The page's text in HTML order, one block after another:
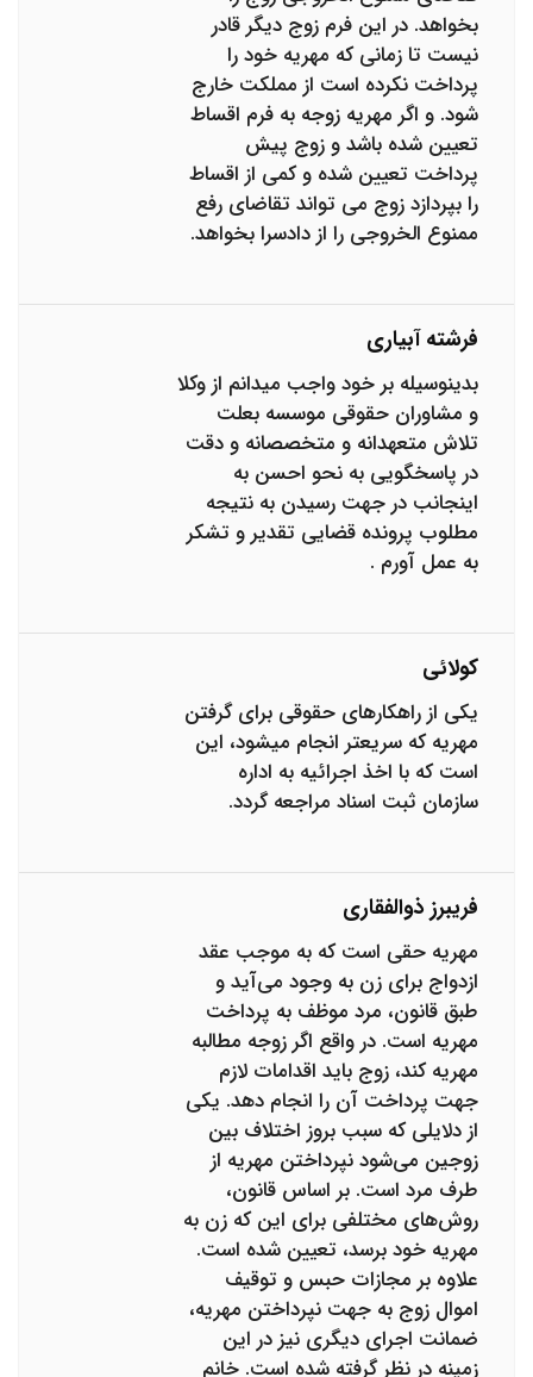
بخواهد. در این فرم زوج دیگر قادر
نیست تا زمانی که مهریه خود را
پرداخت نکرده است از مملکت خارج
شود. و اگر مهریه زوجه به فرم اقساط
تعیین شده باشد و زوج پیش
پرداخت تعیین شده و کمی از اقساط
را بپردازد زوج می تواند تقاضای رفع
ممنوع الخروجی را از دادسرا بخواهد.
فرشته آبیاری
بدینوسیله بر خود واجب میدانم از وکلا
و مشاوران حقوقی موسسه بعلت
تلاش متعهدانه و متخصصانه و دقت
در پاسخگویی به نحو احسن به
اینجانب در جهت رسیدن به نتیجه
مطلوب پرونده قضایی تقدیر و تشکر
به عمل آورم .
کولائی
یکی از راهکارهای حقوقی برای گرفتن
مهریه که سریعتر انجام میشود، این
است که با اخذ اجرائیه به اداره
سازمان ثبت اسناد مراجعه گردد.
فریبرز ذوالفقاری
مهریه حقی است که به موجب عقد
ازدواج برای زن به وجود می‌آید و
طبق قانون، مرد موظف به پرداخت
مهریه است. در واقع اگر زوجه مطالبه
مهریه کند، زوج باید اقدامات لازم
جهت پرداخت آن را انجام دهد. یکی
از دلایلی که سبب بروز اختلاف بین
زوجین می‌شود نپرداختن مهریه از
طرف مرد است. بر اساس قانون،
روش‌های مختلفی برای این که زن به
مهریه خود برسد، تعیین شده است.
علاوه بر مجازات حبس و توقیف
اموال زوج به جهت نپرداختن مهریه،
ضمانت اجرای دیگری نیز در این
زمینه در نظر گرفته شده است. خانم